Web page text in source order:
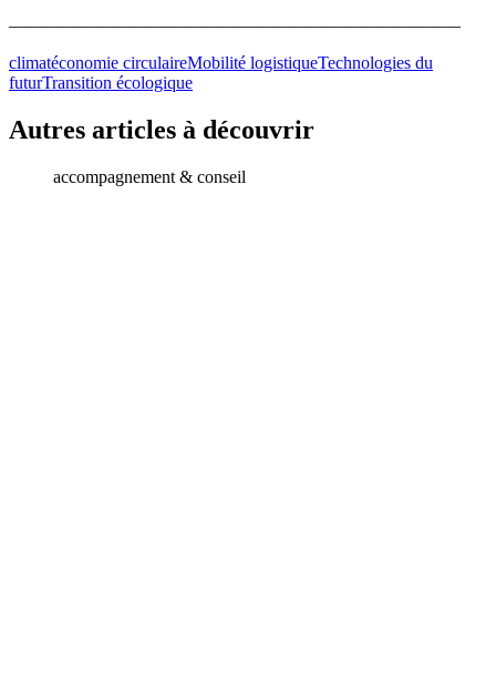
—————————————————————————–
climatéconomie circulaireMobilité logistiqueTechnologies du
futurTransition écologique
Autres articles à découvrir
accompagnement & conseil